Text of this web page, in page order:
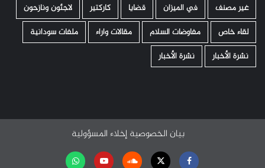
غير مصنف
في الميزان قضايا كاركتير
لاجئون ونازحون
لقاء خاص
مفاوضات السلام مقالات واراء
ملفات سودانية
نشرة الأخبار
نشرة الأخبار
بيان الخصوصية إخلاء المسؤولية